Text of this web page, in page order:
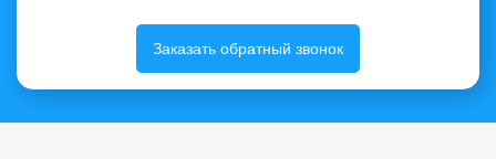
Заказать обратный звонок